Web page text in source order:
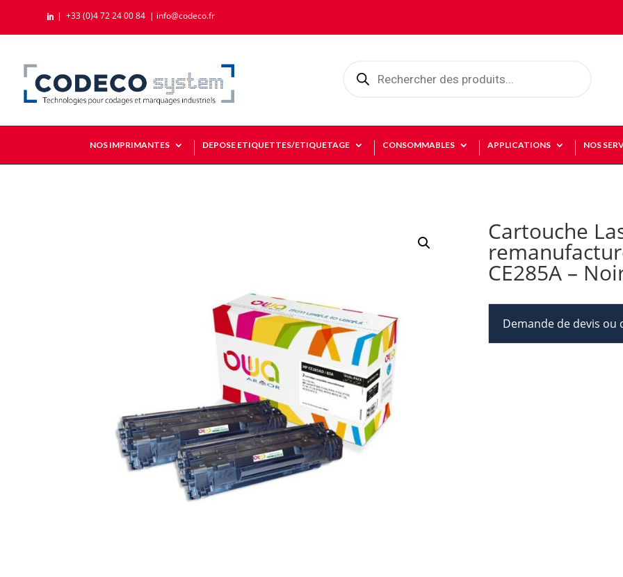
 | +33 (0)4 72 24 00 84 | info@codeco.fr
produits
NOS IMPRIMANTES DEPOSE ETIQUETTES/ETIQUETAGE CONSOMMABLES APPLICATIONS NOS
Cartouche
CE285A –
Demande de devis